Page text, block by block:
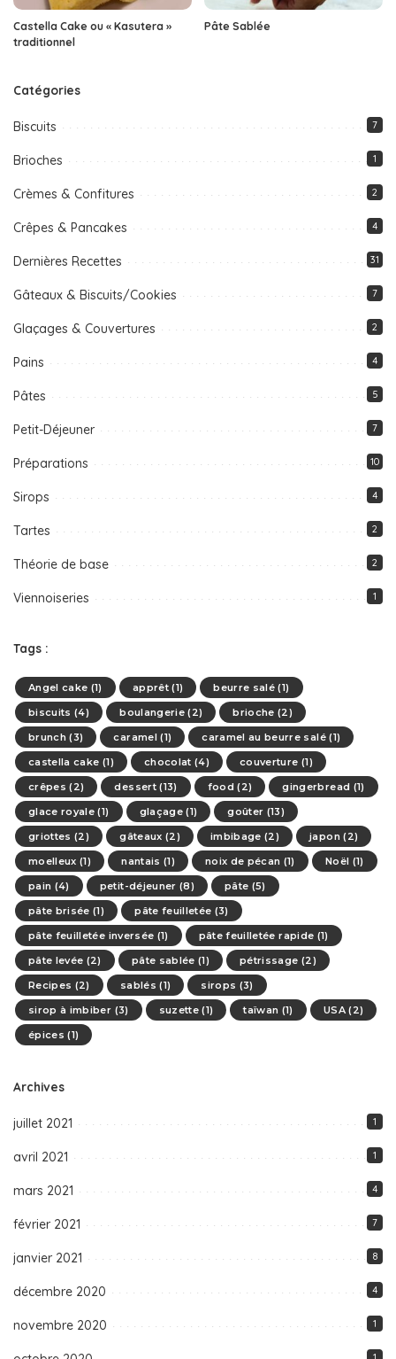
Castella Cake ou « Kasutera »
traditionnel
Pâte Sablée
Catégories
Biscuits 7
Brioches 1
Crèmes & Confitures 2
Crêpes & Pancakes 4
Dernières Recettes 31
Gâteaux & Biscuits/Cookies 7
Glaçages & Couvertures 2
Pains 4
Pâtes 5
Petit-Déjeuner 7
Préparations 10
Sirops 4
Tartes 2
Théorie de base 2
Viennoiseries 1
Tags :
Angel cake (1) apprêt(1) beurre salé (1)
biscuits (4) boulangerie(2) brioche (2)
brunch (3) caramel (1) caramel au beurre salé(1)
castella cake (1) chocolat (4) couverture (1)
crêpes (2) dessert(13) food (2) gingerbread (1)
glace royale (1) glaçage(1) goûter (13)
griottes (2) gâteaux (2) imbibage (2) japon (2)
moelleux (1) nantais (1) noix de pécan (1) Noël (1)
pain (4) petit-déjeuner (8) pâte (5)
pâte brisée (1) pâte feuilletée (3)
pâte feuilletée inversée (1) pâte feuilletée rapide (1)
pâte levée (2) pâte sablée (1) pétrissage (2)
Recipes (2) sablés (1) sirops (3)
sirop à imbiber (3) suzette(1) taïwan (1) USA(2)
épices (1)
Archives
juillet 2021 1
avril 2021 1
mars 2021 4
février 2021 7
janvier 2021 8
décembre 2020 4
novembre 2020 1